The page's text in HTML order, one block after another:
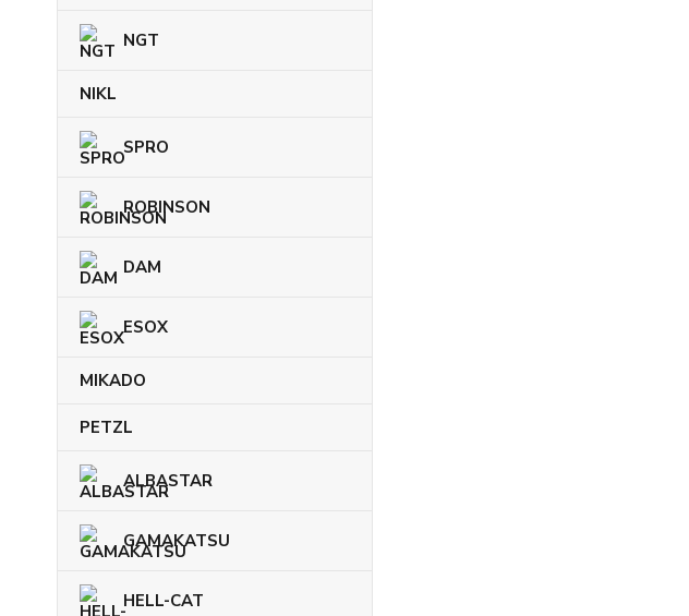
NGT
NIKL
SPRO
ROBINSON
DAM
ESOX
MIKADO
PETZL
ALBASTAR
GAMAKATSU
HELL-CAT